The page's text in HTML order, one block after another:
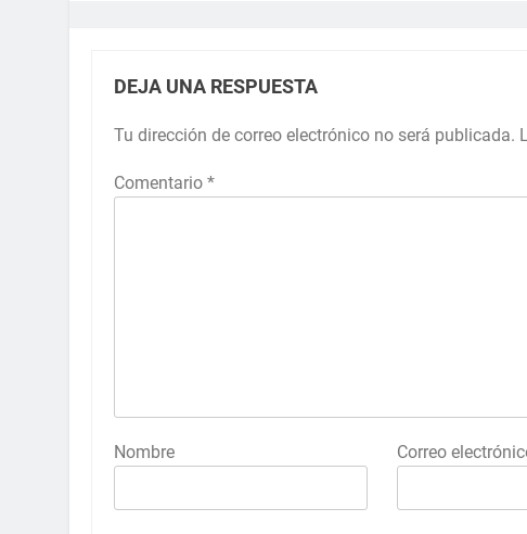
DEJA UNA RESPUESTA
Tu dirección de correo electrónico no será publicada.
Comentario *
Nombre Correo